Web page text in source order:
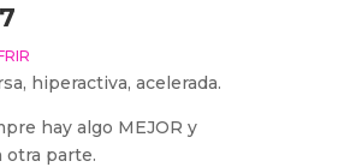
hiperactiva, acelerada.
hay algo MEJOR y
otra parte.